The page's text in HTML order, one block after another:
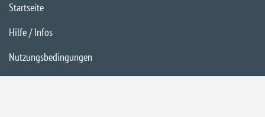
Startseite
Hilfe / Infos
Nutzungsbedingungen